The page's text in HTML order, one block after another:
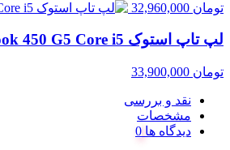
تومان
لپ تاپ استوک HP ProBook 450 G5 Core i5 نسل 7 | 8GB RAM، 256GB SSD
تومان
نقد و بررسی
مشخصات
دیدگاه ها